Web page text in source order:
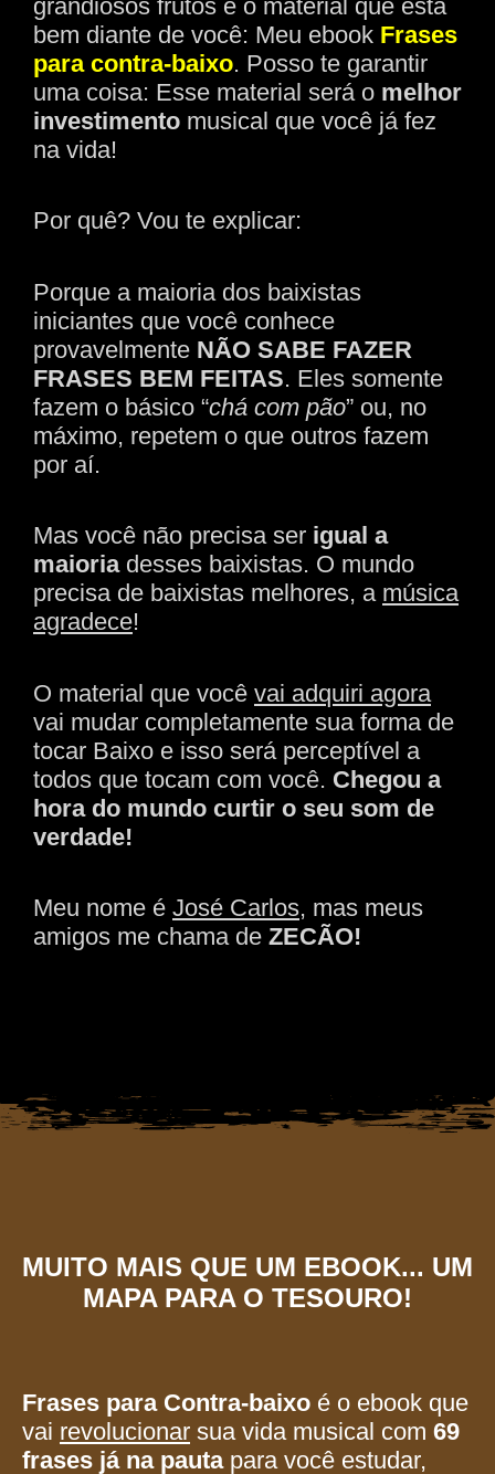
grandiosos frutos é o material que está
bem diante de você: Meu ebook Frases
para contra-baixo. Posso te garantir
uma coisa: Esse material será o melhor
investimento musical que você já fez
na vida!
Por quê? Vou te explicar:
Porque a maioria dos baixistas
iniciantes que você conhece
provavelmente NÃO SABE FAZER
FRASES BEM FEITAS. Eles somente
fazem o básico “chá com pão” ou, no
máximo, repetem o que outros fazem
por aí.
Mas você não precisa ser igual a
maioriadesses baixistas. O mundo
precisa de baixistas melhores, a música
agradece!
O material que você vai adquiri agora
vai mudar completamente sua forma de
tocar Baixo e isso será perceptível a
todos que tocam com você. Chegou a
hora do mundo curtir o seu som de
verdade!
Meu nome é José Carlos, mas meus
amigos me chama de ZECÃO!
MUITO MAIS QUE UM EBOOK... UM
MAPA PARA O TESOURO!
Frases para Contra-baixo é o ebook que
vai revolucionar sua vida musical com 69
frases já na pautapara você estudar,